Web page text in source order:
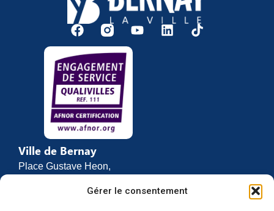
Gérer le consentement
Ville de Bernay
Place Gustave Heon,
27307 BERNAY